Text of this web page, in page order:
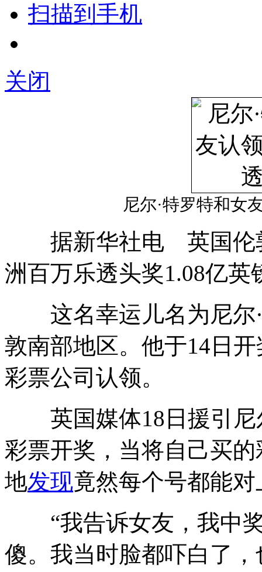
扫描到手机
关闭
尼尔·特罗特和女
据新华社电 英国伦敦
洲百万乐透头奖1.08亿英
这名幸运儿名为尼尔·
敦南部地区。他于14日
彩票公司认领。
英国媒体18日援引尼
彩票开奖，当将自己买
地发现竟然每个号都能对
“我告诉女友，我中奖
傻。我当时脸都吓白了